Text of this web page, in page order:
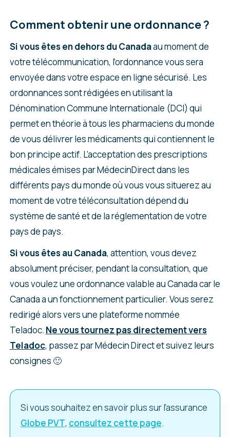
Comment obtenir une ordonnance ?
Si vous êtes en dehors du Canadaau moment de
votre télécommunication, l’ordonnance vous sera
envoyée dans votre espace en ligne sécurisé. Les
ordonnances sont rédigées en utilisant la
Dénomination Commune Internationale (DCI) qui
permet en théorie à tous les pharmaciens du monde
de vous délivrer les médicaments qui contiennent le
bon principe actif. L’acceptation des prescriptions
médicales émises par MédecinDirect dans les
différents pays du monde où vous vous situerez au
moment de votre téléconsultation dépend du
système de santé et de la réglementation de votre
pays de pays.
Si vous êtes au Canada, attention, vous devez
absolument préciser, pendant la consultation, que
vous voulez une ordonnance valable au Canada car le
Canada a un fonctionnement particulier. Vous serez
redirigé alors vers une plateforme nommée
Teladoc. Ne vous tournez pas directement vers
Teladoc, passez par Médecin Direct et suivez leurs
consignes 🙂
Si vous souhaitez en savoir plus sur l’assurance
Globe PVT, consultez cette page.